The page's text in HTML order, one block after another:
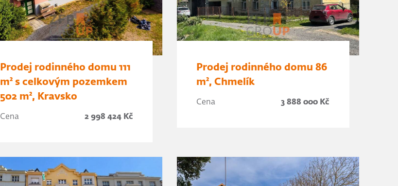
Prodej rodinného domu 111
m² s celkovým pozemkem
502 m², Kravsko
Cena 2 998 424 Kč
Prodej rodinného domu 86
m², Chmelík
Cena 3 888 000 Kč